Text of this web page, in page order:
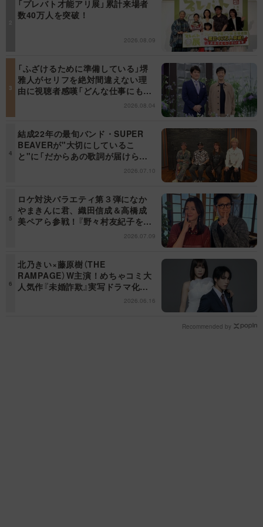
「プレバト才能アリ展」累計来場者
数40万人を突破！
2026.08.09
「ふざけるために準備している」堺
雅人がセリフを絶対間違えない理
由に視聴者感嘆「どんな仕事にも当
てはまる」【日曜日の初耳学】2026.08.04
結成22年の最旬バンド・SUPER
BEAVERが"大切にしているこ
と"に「だからあの歌詞が届けられ
るんだ」共感の声＜日曜日の初耳学
2026.07.10
ロケ対決バラエティ第３弾になか
やまきんに君、織田信成＆高橋成
美ペアら参戦！『野々村友紀子を黙
らせろ！』１２日（日）昼に放送！
2026.07.09
北乃きい×藤原樹（THE
RAMPAGE）W主演！めちゃコミ大
人気作『未婚詐欺』実写ドラマ化決
2026.06.16
Recommended by